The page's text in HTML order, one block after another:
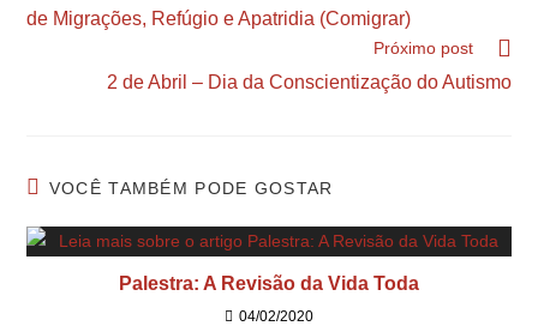
de Migrações, Refúgio e Apatridia (Comigrar)
Próximo post
2 de Abril – Dia da Conscientização do Autismo
VOCÊ TAMBÉM PODE GOSTAR
Palestra: A Revisão da Vida Toda
04/02/2020